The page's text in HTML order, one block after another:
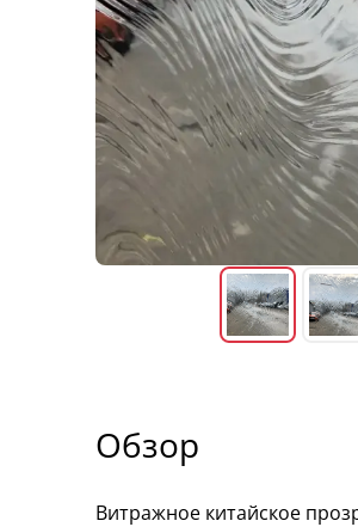
Обзор
Витражное китайское